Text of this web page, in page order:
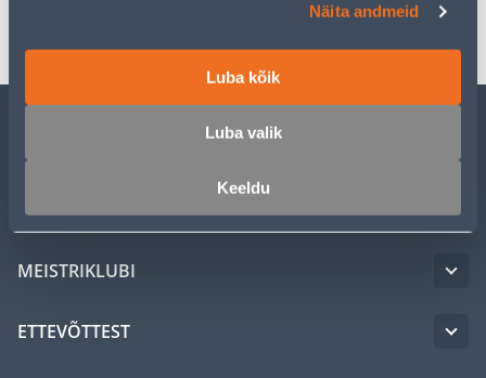
Näita andmeid
Luba kõik
Luba valik
Keeldu
TEENUSED
MEISTRIKLUBI
ETTEVÕTTEST